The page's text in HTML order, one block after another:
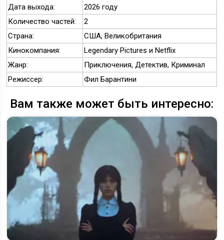
Дата выхода:
2026 году
Количество частей:
2
Страна:
США, Великобритания
Кинокомпания:
Legendary Pictures и Netflix
Жанр:
Приключения, Детектив, Криминал
Режиссер:
Фил Барантини
Вам также может быть интересно: